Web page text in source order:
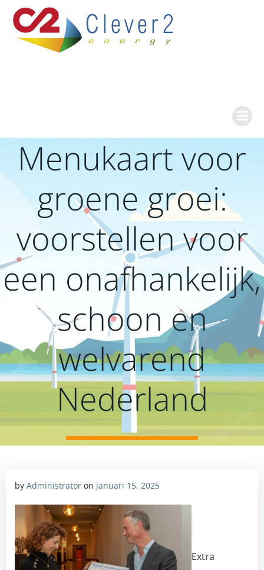
naar
de
inhoud
Menukaart voor
groene groei:
voorstellen voor
een onafhankelijk,
schoon en
welvarend
Nederland
by Administrator on januari 15, 2025
Extra